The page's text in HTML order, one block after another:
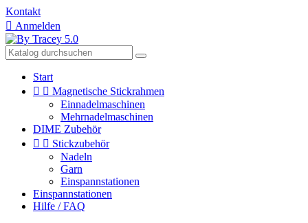
Kontakt
 Anmelden
Start
  Magnetische Stickrahmen
Einnadelmaschinen
Mehrnadelmaschinen
DIME Zubehör
  Stickzubehör
Nadeln
Garn
Einspannstationen
Einspannstationen
Hilfe / FAQ